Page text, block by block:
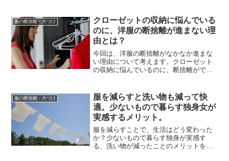
だった私も、断捨離を始めて今では上着
や小物まで含めても30...
服の断捨離・片づけ
クローゼットの収納に悩んでいる
のに、洋服の断捨離が進まない理
由とは？
今回は、洋服の断捨離がなかなか進まな
い理由について考えます。クローゼット
の収納に悩んでいるのに、断捨離ができ
そもそもなぜやる気が出ないのか、その
理由を考える必要がありま...
服の断捨離・片づけ
服を減らすと洗い物も減って快
適。少ないもので暮らす独身女が
実感するメリット。
服を減らすことで、生活はどう変わった
か？少ないもので暮らす独身が実感す
る、洗い物が減ったことのメリットをお